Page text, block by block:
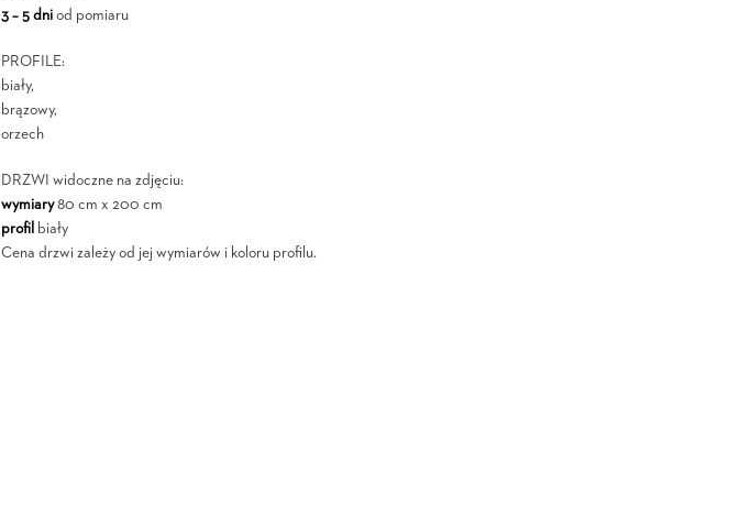
3 – 5 dni od pomiaru
PROFILE:
biały,
brązowy,
orzech
DRZWI widoczne na zdjęciu:
wymiary80 cm x 200 cm
profil biały
Cena drzwi zależy od jej wymiarów i koloru profilu.